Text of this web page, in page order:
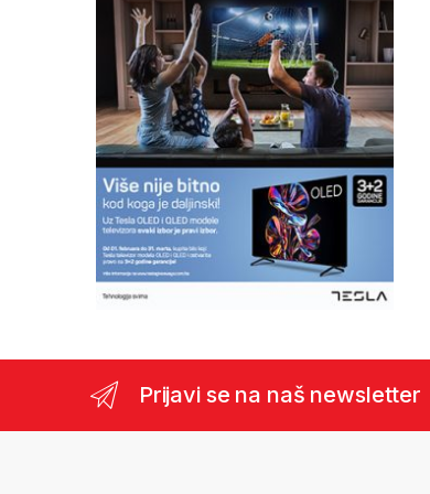
Prijavi se na naš newsletter